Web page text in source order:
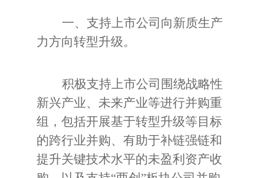
一、支持上市公司向新质生产
力方向转型升级。
积极支持上市公司围绕战略性
新兴产业、未来产业等进行并购重
组，包括开展基于转型升级等目标
的跨行业并购、有助于补链强链和
提升关键技术水平的未盈利资产收